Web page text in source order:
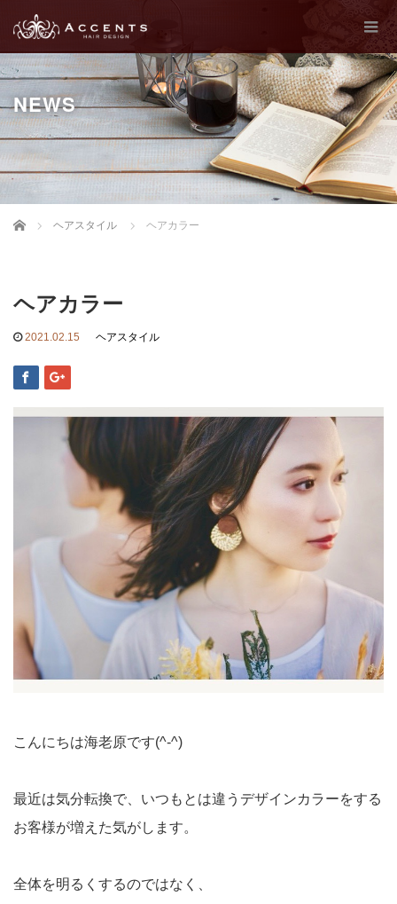
NEWS
Home ヘアスタイル ヘアカラー
ヘアカラー
2021.02.15 ヘアスタイル
こんにちは海老原です(^-^)
最近は気分転換で、いつもとは違うデザインカラーをする
お客様が増えた気がします。
全体を明るくするのではなく、